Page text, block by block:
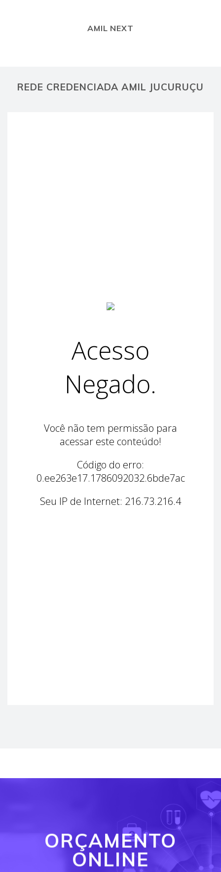
AMIL NEXT
REDE CREDENCIADA AMIL JUCURUÇU
ORÇAMENTO
ONLINE